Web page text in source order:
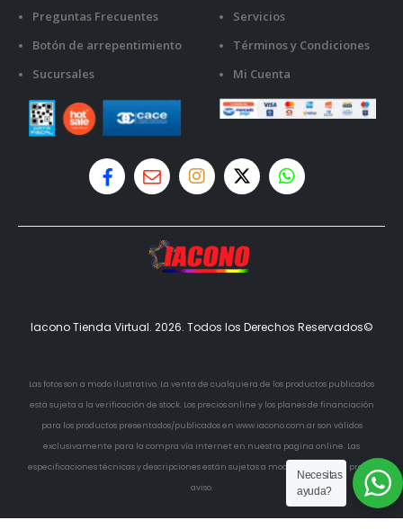
Preguntas Frecuentes
Botón de arrepentimiento
Sucursales
Servicios
Términos y Condiciones
Mi Cuenta
Iacono Tienda Virtual. 2026. Todos los Derechos Reservados©
Las fotos son a modo ilustrativo. La venta de cualquiera de los productos publicados
está sujeta a la verificación de stock. Los precios online y los planes de financiación
para los productos presentados/publicados en www.iacono.com.ar son válidos
exclusivamente para la compra vía internet en nuestra pagina online. Las
especificaciones técnicas y descripciones están sujetas a modificaciones sin previo
aviso.
Necesitas
ayuda?